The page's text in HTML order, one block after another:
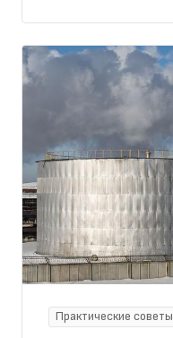
Практические советы